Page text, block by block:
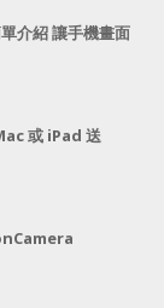
介紹 讓手機畫面
或 iPad 送